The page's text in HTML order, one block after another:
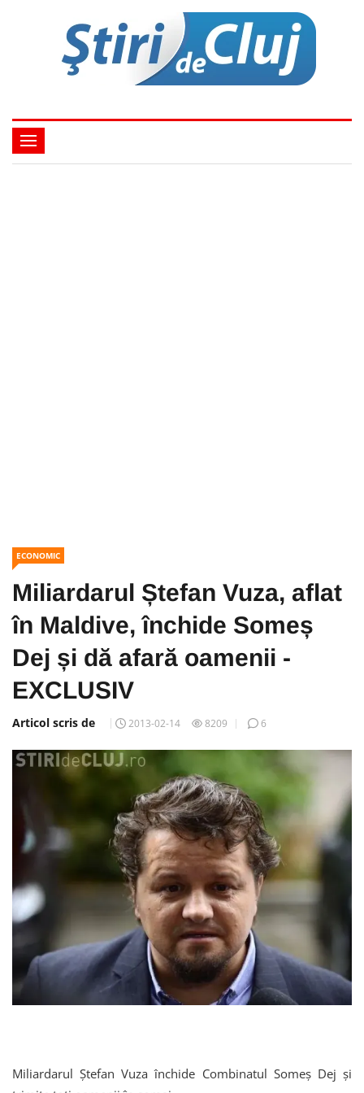
ECONOMIC
Miliardarul Ștefan Vuza, aflat
în Maldive, închide Someș
Dej și dă afară oamenii -
EXCLUSIV
Articol scris de 2013-02-14 8209 6
Miliardarul Ștefan Vuza închide Combinatul Someș Dej și